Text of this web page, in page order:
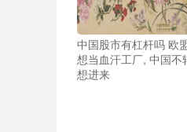
中国股市有杠杆吗 欧
想当血汗工厂, 中国不
想进来